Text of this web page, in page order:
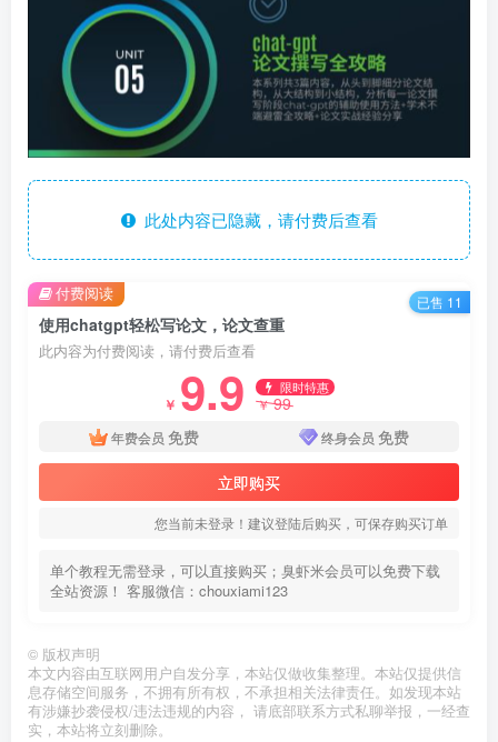
此处内容已隐藏，请付费后查看
使用chatgpt轻松写论文，论文查重
此内容为付费阅读，请付费后查看
￥ 9.9 限时特惠
￥99
年费会员 免费 终身会员 免费
立即购买
您当前未登录！建议登陆后购买，可保存购买订单
单个教程无需登录，可以直接购买；臭虾米会员可以免费下载
全站资源！ 客服微信：chouxiami123
付费阅读 已售 11
© 版权声明
本文内容由互联网用户自发分享，本站仅做收集整理。本站仅提供信
息存储空间服务，不拥有所有权，不承担相关法律责任。如发现本站
有涉嫌抄袭侵权/违法违规的内容， 请底部联系方式私聊举报，一经查
实，本站将立刻删除。